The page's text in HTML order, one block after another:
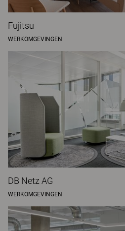
Fujitsu
WERKOMGEVINGEN
DB Netz AG
WERKOMGEVINGEN